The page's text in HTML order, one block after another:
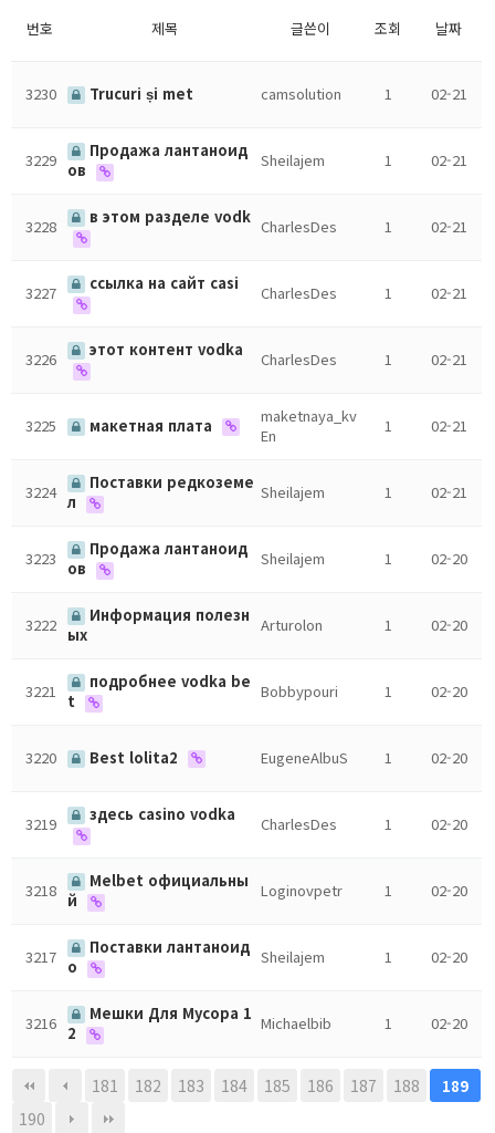
번호 제목 글쓴이 조회 날짜
3230 Trucuri și met camsolution 1 02-21
3229
Продажа лантаноид
ов
Sheilajem 1 02-21
3228 в этом разделе vodk CharlesDes 1 02-21
3227 ссылка на сайт casi CharlesDes 1 02-21
3226 этот контент vodka CharlesDes 1 02-21
3225 макетная плата
maketnaya_kv
En
1 02-21
3224
Поставки редкоземе
л
Sheilajem 1 02-21
3223
Продажа лантаноид
ов
Sheilajem 1 02-20
3222
Информация полезн
ых
Arturolon 1 02-20
3221
подробнее vodka be
t
Bobbypouri 1 02-20
3220 Best lolita2 EugeneAlbuS 1 02-20
3219 здесь casino vodka CharlesDes 1 02-20
3218
Melbet официальны
й
Loginovpetr 1 02-20
3217
Поставки лантаноид
о
Sheilajem 1 02-20
3216
Мешки Для Мусора 1
2
Michaelbib 1 02-20
181 182 183 184 185 186 187 188 189
190